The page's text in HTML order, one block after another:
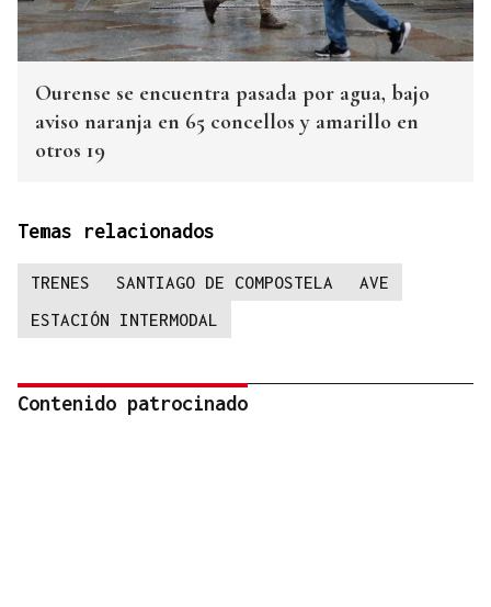
Ourense se encuentra pasada por agua, bajo
aviso naranja en 65 concellos y amarillo en
otros 19
Temas relacionados
TRENES SANTIAGO DE COMPOSTELA
AVE
ESTACIÓN INTERMODAL
Contenido patrocinado